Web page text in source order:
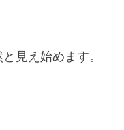
見え始めます。